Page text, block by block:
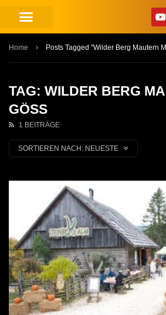
Home Posts Tagged "Wilder Berg Mautern
TAG: WILDER BERG
GÖSS
1 BEITRÄGE
SORTIEREN NACH: NEUESTE